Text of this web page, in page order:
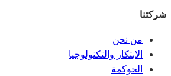
شركتنا
من نحن
الابتكار والتكنولوجيا
الحوكمة